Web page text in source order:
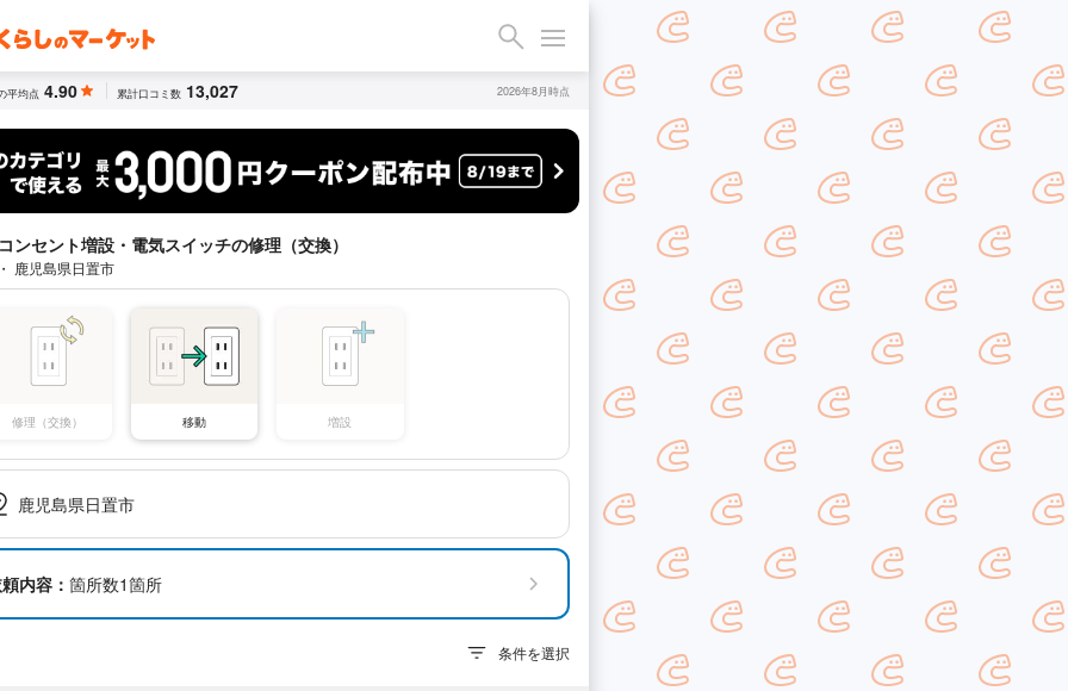
平均点 4.90 累計口コミ数 13,027 2026年8月時点
ンセント増設・電気スイッチの修理（交換）
鹿児島県日置市
修理（交換） 移動 増設
鹿児島県日置市
内容： 箇所数1箇所
条件を選択